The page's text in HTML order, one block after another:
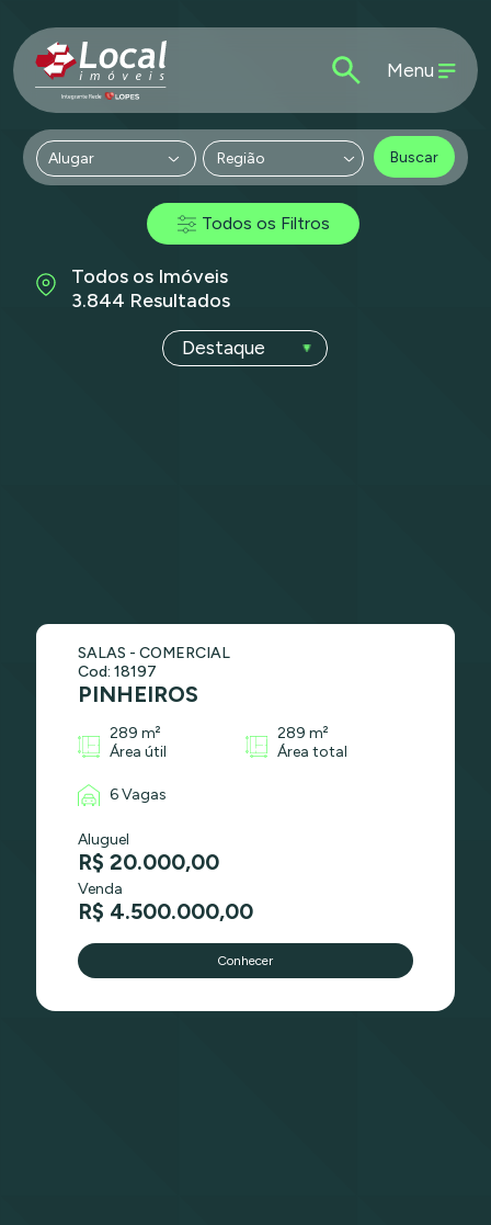
Menu
Região Buscar
Todos os Filtros
Todos os Imóveis
3.844 Resultados
SALAS - COMERCIAL
Cod: 18197
PINHEIROS
289 m²
Área útil
289 m²
Área total
6 Vagas
Aluguel
R$ 20.000,00
Venda
R$ 4.500.000,00
Conhecer